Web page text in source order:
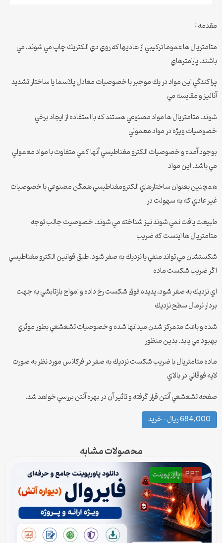
مقدمه :
متامتريال ها عموما تركيبي از هاديها كه روي دي الكتريك چاپ مي شوند، مي
باشند. پارامترهاي
پراكندگي اين مواد در يك موجبر با خصوصيات معادل پلاسما يا ساختار تشديد
آناليز و مقايسه مي
شوند. متامتريال ها مواد مصنوعي هستند كه با استفاده از ايجاد برخي
خصوصيات ويژه در مواد معمولي
بوجود آمده و خصوصيات الكترو مغناطيسي آنها كمي متفاوت با مواد معمولي
مي باشد. اين مواد
همچنين بعنوان ساختارهاي الكترومغناطيسي همگن مصنوعي با خصوصيات
غير عادي كه به سهولت در
طبيعت يافت نمي شوند نيز شناخته مي شوند. خصوصيت جالب توجه
متامتريال ها اينست كه ضريب
شكستشان مي تواند منفي يا نزديك به صفر شود. طبق قوانين الكترو مغناطيسي
اگر ضريب شكست ماده
اي نزديك به صفر شود، پديده فوق شكست رخ داده و امواج بازتابشي به جهت
بردار نرمال سطح نزديك
شده و باعث متمركز شدن ميدانها شده و خصوصيات تشعشعي بطور موثري
بهبود مي يابد. بدين منظور
ماده متامتريال با ضريب شكست نزديك به صفر در فركانس مورد نظر به صورت
لايه فوقاني در بالاي
صفحه تشعشعي آنتن قرار گرفته و تاثير آن در بهره آنتن بررسي خواهد شد.
684,000 ریال – خرید
محصولات مشابه
PPT پاورپوینت